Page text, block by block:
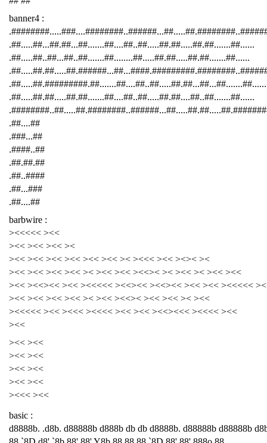
banner4 :
.##.....##...##.##...##.......##....##..##.....##.##.....##.##.......##......
.##.....##..##...##..##.......##........##.....##.##.....##.##.......##......
.##.....##.#########.##.......##....##..##.....##.##...##...##.......##......
.##.....##.##.....##.##.......##....##..##.....##.##....##..##.......##......
.##....##
.###...##
.####..##
.##.##.##
.##..####
.##...###
.##....##
barbwire :
><<<<< ><<
><< ><< ><< ><
><< ><< ><< ><< ><< ><< >< ><<< ><< ><>< ><
><< ><< ><< ><< >< ><< ><< ><<>< >< ><< >< ><< ><<
><< ><<><< ><< ><<<<< ><<><< ><<><< ><< ><< ><<<<<
><< ><< ><< ><< >< ><< ><<>< ><< ><< >< ><<
><<<<< ><< ><<< ><<<< ><< ><< ><<><<< ><<<< ><<
><<
><< ><<
><< ><<
><< ><<
><< ><<
><<< ><<
basic :
d8888b. .d8b. d88888b d888b db db d8888b. d88888b d88888b